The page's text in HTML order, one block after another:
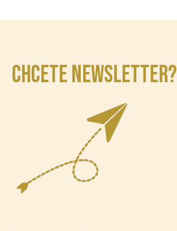
CHCETE NEWSLETTER?